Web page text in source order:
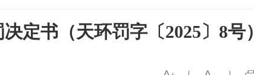
定书（天环罚字〔2025〕8号）